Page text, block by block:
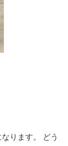
ります。 どう